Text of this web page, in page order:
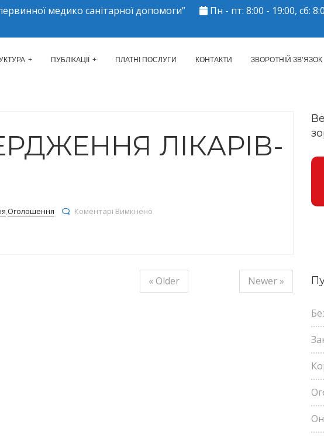
медико санітарної допомоги”
Пн - пт: 8:00 - 19:00, сб:
МІСЬКИЙ ЦЕНТР ПМСД"
ПУБЛІКАЦІЇ ПЛАТНІ ПОСЛУГИ КОНТАКТИ ЗВОРОТНІЙ ЗВ’ЯЗОК
ЛІКАРІВ-
,Оголошення Коментарі Вимкнено
« Older
Newer »